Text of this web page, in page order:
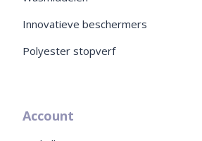
Innovatieve beschermers
Polyester stopverf
Account